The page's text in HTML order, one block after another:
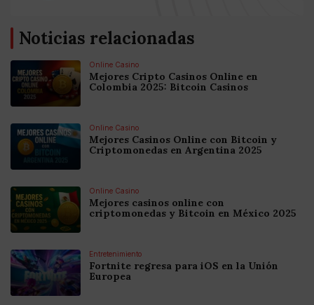
Noticias relacionadas
Online Casino
Mejores Cripto Casinos Online en
Colombia 2025: Bitcoin Casinos
Online Casino
Mejores Casinos Online con Bitcoin y
Criptomonedas en Argentina 2025
Online Casino
Mejores casinos online con
criptomonedas y Bitcoin en México 2025
Entretenimiento
Fortnite regresa para iOS en la Unión
Europea